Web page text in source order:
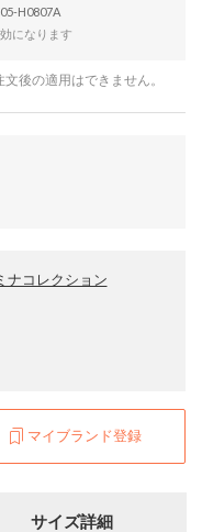
H0807A
になります
後の適用はできません。
ナコレクション
マイブランド登録
サイズ詳細